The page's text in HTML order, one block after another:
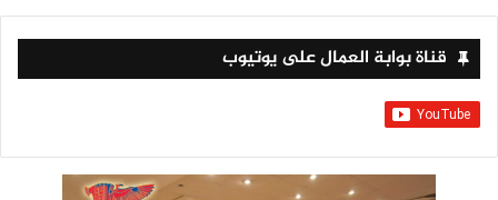
قناة بوابة العمال على يوتيوب